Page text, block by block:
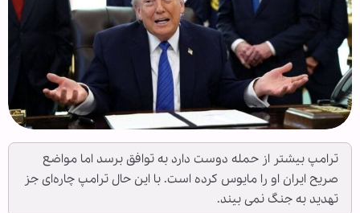
ترامپ بیشتر از حمله دوست دارد به توافق برسد اما مواضع
صریح ایران او را مایوس کرده است. با این حال ترامپ چاره‌ای جز
تهدید به جنگ نمی بیند.